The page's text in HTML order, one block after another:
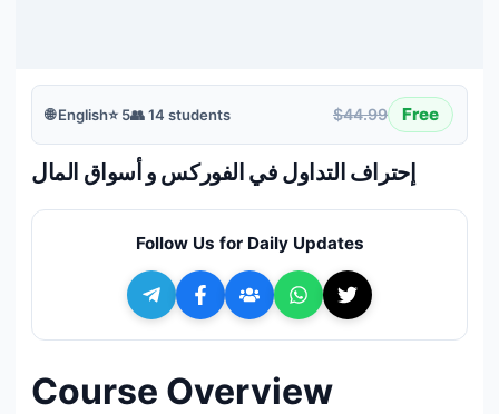
About Us
💬 Join Telegram for Daily Alerts
🌐English⭐ 5👥14 students $44.99 Free
إحتراف التداول في الفوركس و أسواق المال
Follow Us for Daily Updates
Course Overview